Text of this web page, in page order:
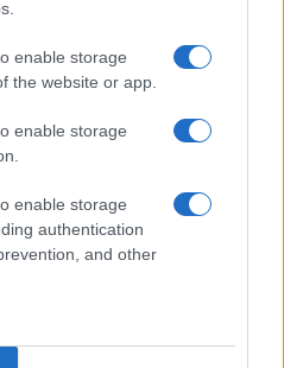
enable storage
the website or app.
enable storage
enable storage
authentication
and other
lesz az iOS 27 felülete
Glass dizájnt – de jöhet egy
átformálja az Android világát